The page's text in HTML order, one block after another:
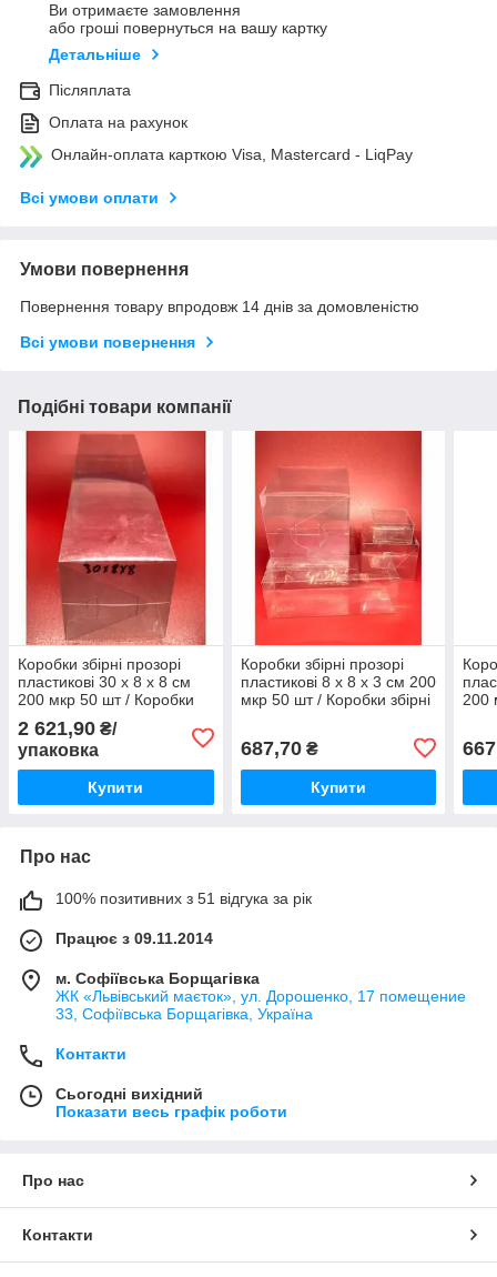
Ви отримаєте замовлення
або гроші повернуться на вашу картку
Детальніше
Післяплата
Оплата на рахунок
Онлайн-оплата карткою Visa, Mastercard - LiqPay
Всі умови оплати
Умови повернення
Повернення товару впродовж 14 днів за домовленістю
Всі умови повернення
Подібні товари компанії
Коробки збірні прозорі
пластикові 30 х 8 х 8 см
200 мкр 50 шт / Коробки
30 х 8 х 8 см 200 мкр 50
шт
2 621,90 ₴/
упаковка
Купити
Коробки збірні прозорі
пластикові 8 х 8 х 3 см 200
мкр 50 шт / Коробки збірні
687,70₴
Купити
200
Про нас
100% позитивних з 51 відгука за рік
Працює з 09.11.2014
м. Софіївська Борщагівка
ЖК «Львівський маєток», ул. Дорошенко, 17 помещение
33, Софіївська Борщагівка, Україна
Контакти
Сьогодні вихідний
Показати весь графік роботи
Про нас
Контакти